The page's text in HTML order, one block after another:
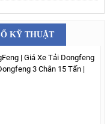
KỸ THUẬT
| Giá Xe Tải Dongfeng
3 Chân 15 Tấn |